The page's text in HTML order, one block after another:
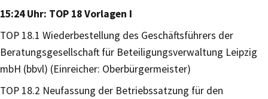
15:24 Uhr: TOP 18 Vorlagen I
TOP 18.1 Wiederbestellung des Geschäftsführers der
Beratungsgesellschaft für Beteiligungsverwaltung Leipzig
mbH (bbvl) (Einreicher: Oberbürgermeister)
TOP 18.2 Neufassung der Betriebssatzung für den